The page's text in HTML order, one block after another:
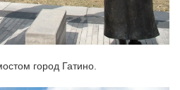
город Гатино.